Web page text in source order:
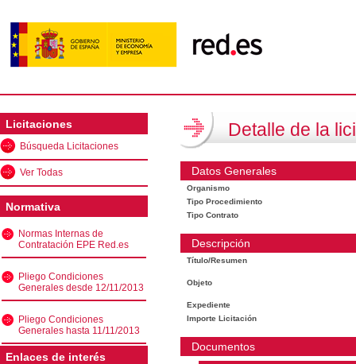
Licitaciones
Búsqueda Licitaciones
Ver Todas
Normativa
Normas Internas de
Contratación EPE Red.es
Pliego Condiciones
Generales desde 12/11/2013
Pliego Condiciones
Generales hasta 11/11/2013
Enlaces de interés
Detalle de la
Datos Generales
Organismo
Tipo Procedimiento
Tipo Contrato
Descripción
Título/Resumen
Objeto
Expediente
Importe Licitación
Documentos